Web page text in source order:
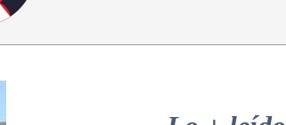
Sidebar